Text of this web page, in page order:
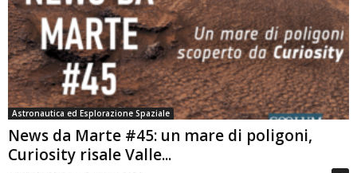
Astronautica ed Esplorazione Spaziale
News da Marte #45: un mare di poligoni,
Curiosity risale Valle...